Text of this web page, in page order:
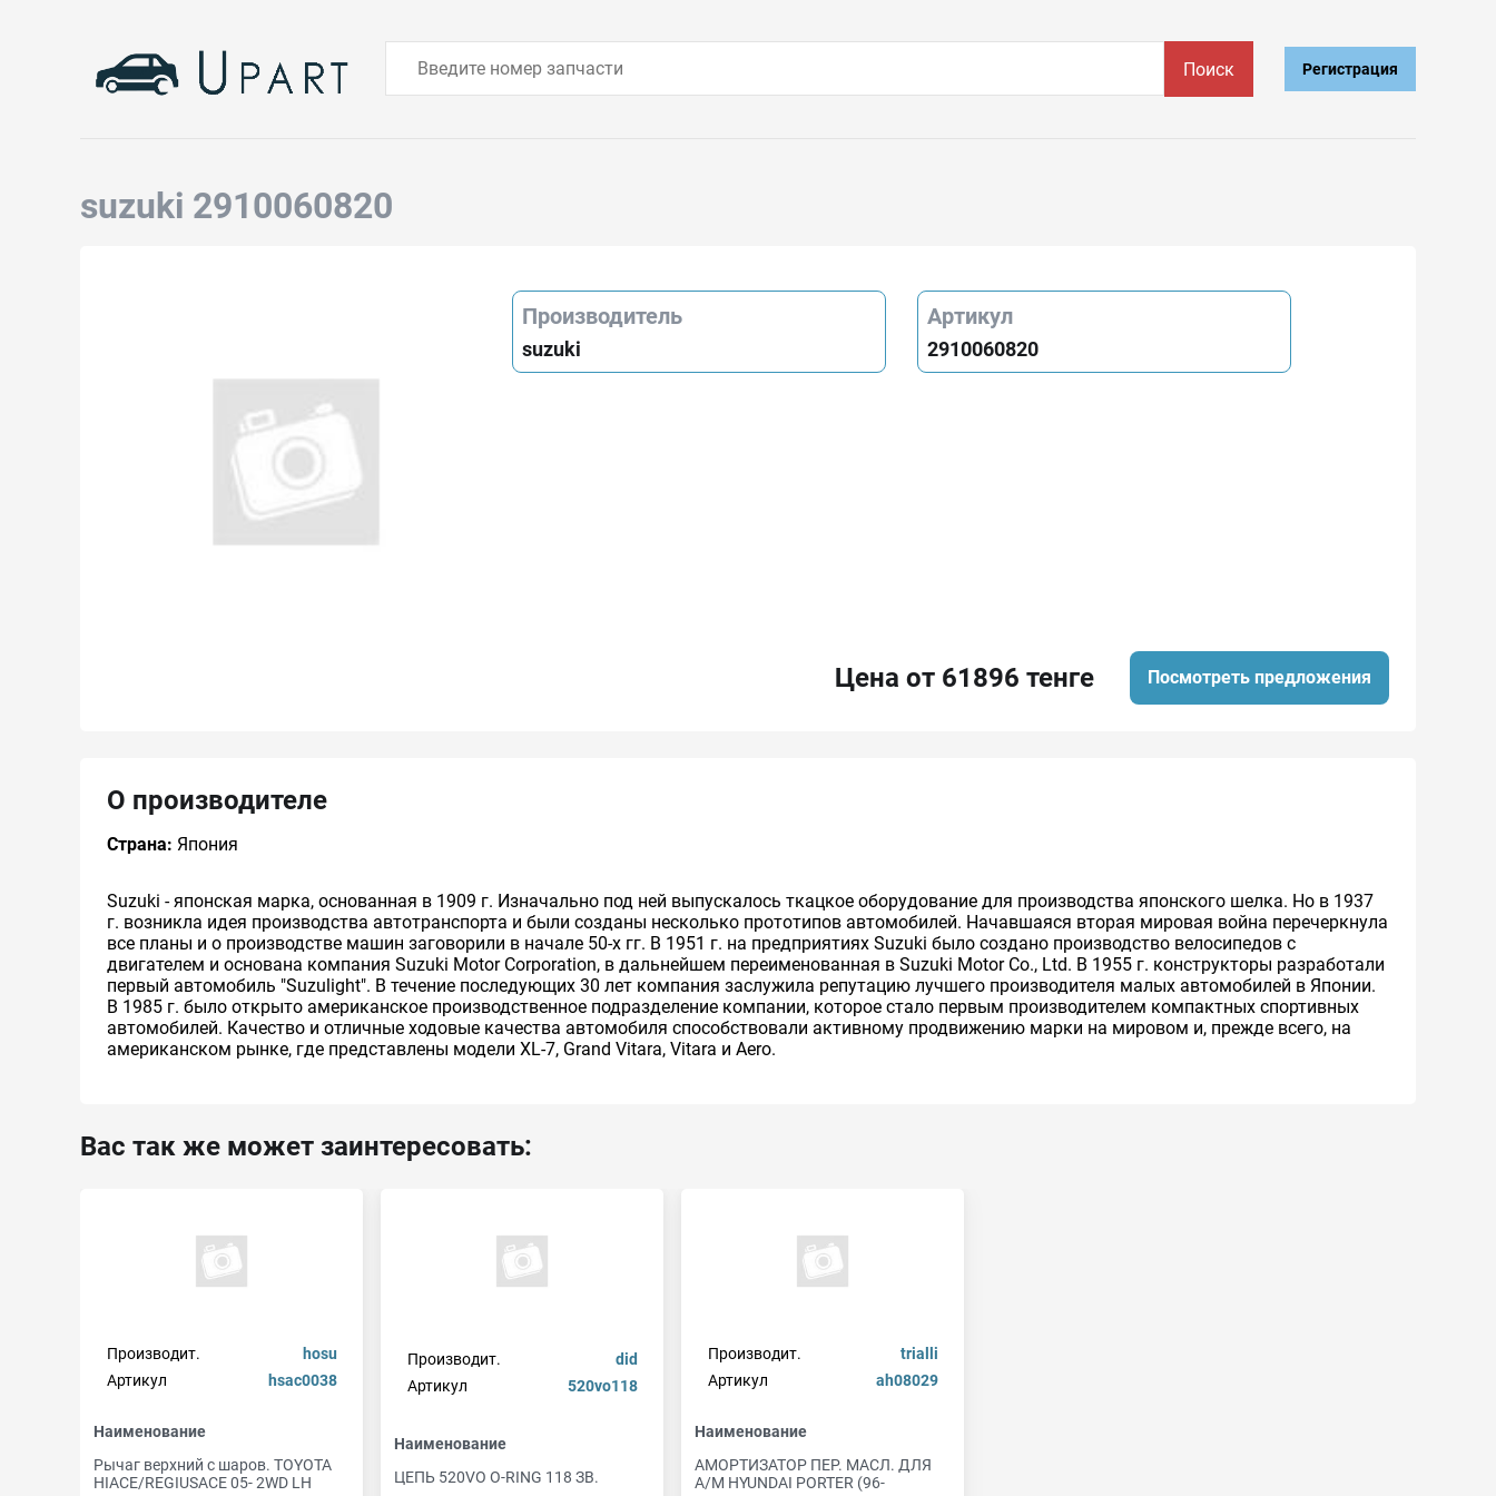
Поиск Регистрация
suzuki 2910060820
Производитель
suzuki
Артикул
2910060820
Цена от 61896 тенге Посмотреть предложения
О производителе
Страна: Япония
Suzuki - японская марка, основанная в 1909 г. Изначально под ней выпускалось ткацкое оборудование для производства японского шелка. Но в 1937
г. возникла идея производства автотранспорта и были созданы несколько прототипов автомобилей. Начавшаяся вторая мировая война перечеркнула
все планы и о производстве машин заговорили в начале 50-х гг. В 1951 г. на предприятиях Suzuki было создано производство велосипедов с
двигателем и основана компания Suzuki Motor Corporation, в дальнейшем переименованная в Suzuki Motor Co., Ltd. В 1955 г. конструкторы разработали
первый автомобиль "Suzulight". В течение последующих 30 лет компания заслужила репутацию лучшего производителя малых автомобилей в Японии.
В 1985 г. было открыто американское производственное подразделение компании, которое стало первым производителем компактных спортивных
автомобилей. Качество и отличные ходовые качества автомобиля способствовали активному продвижению марки на мировом и, прежде всего, на
американском рынке, где представлены модели XL-7, Grand Vitara, Vitara и Aero.
Вас так же может заинтересовать:
Производит.
hosu
Артикул
hsac0038
Наименование
Рычаг верхний с шаров. TOYOTA
HIACE/REGIUSACE 05- 2WD LH
Производит.
did
Артикул
520vo118
Наименование
ЦЕПЬ 520VO O-RING 118 ЗВ.
Производит.
trialli
Артикул
ah08029
Наименование
АМОРТИЗАТОР ПЕР. МАСЛ. ДЛЯ
А/М HYUNDAI PORTER (96-